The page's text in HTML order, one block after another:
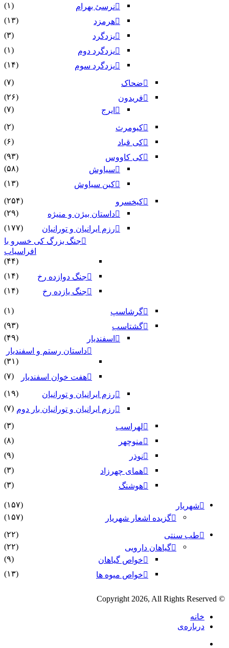
نرسئ بهرام‏
(۱)
هرمزد
(۱۳)
یزدگرد
(۳)
یزدگرد دوم
(۱)
یزدگرد سوم
(۱۴)
ضحاک
(۷)
فریدون
(۲۶)
ایرج
(۷)
کیومرث
(۲)
کی قباد
(۶)
کی کاووس
(۹۳)
سیاوش
(۵۸)
کین سیاوش
(۱۳)
کیخسرو
(۲۵۴)
داستان بیژن و منیژه
(۲۹)
رزم ایرانیان و تورانیان
(۱۷۷)
جنگ بزرگ کی خسرو با
افراسیاب
(۴۴)
جنگ دوازده رخ
(۱۴)
جنگ یازده رخ
(۱۴)
گرشاسپ
(۱)
گشتاسب
(۹۳)
اسفندیار
(۴۹)
داستان رستم و اسفندیار
(۳۱)
هفت خوان اسفندیار
(۷)
رزم ایرانیان و تورانیان
(۱۹)
رزم ایرانیان و تورانیان بار دوم (۷)
لهراسب
(۳)
منوچهر
(۸)
نوذر
(۹)
هماى چهرزاد
(۳)
هوشنگ
(۳)
شهریار
(۱۵۷)
گزیده اشعار شهریار
(۱۵۷)
طب سنتی
(۲۲)
گیاهان دارویی
(۲۲)
خواص گیاهان
(۹)
خواص میوه ها
(۱۳)
© Copyright 2026, All Rights Reserved
خانه
درباره‌ی